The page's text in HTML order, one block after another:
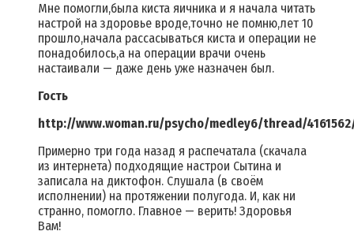
Мне помогли,была киста яичника и я начала читать
настрой на здоровье вроде,точно не помню,лет 10
прошло,начала рассасываться киста и операции не
понадобилось,а на операции врачи очень
настаивали — даже день уже назначен был.
Гость
http://www.woman.ru/psycho/medley6/thread/
Примерно три года назад я распечатала (скачала
из интернета) подходящие настрои Сытина и
записала на диктофон. Слушала (в своём
исполнении) на протяжении полугода. И, как ни
странно, помогло. Главное — верить! Здоровья
Вам!